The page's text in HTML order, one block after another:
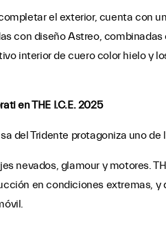
el exterior, cuenta con
con diseño Astreo,
interior de cuero color hielo y
en THE I.C.E. 2025
del Tridente protagoniza uno
nevados, glamour y motores.
en condiciones extremas, y